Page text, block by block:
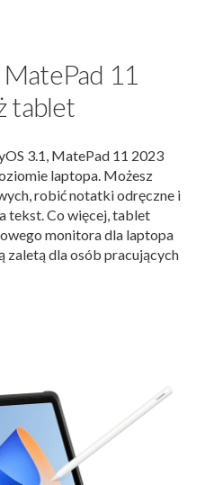
11
tablet
3.1, MatePad 11 2023
laptopa. Możesz
robić notatki odręczne i
tekst. Co więcej, tablet
monitora dla laptopa
zaletą dla osób pracujących